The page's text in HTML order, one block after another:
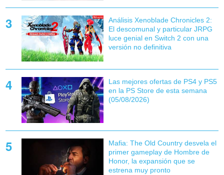
Análisis Xenoblade Chronicles 2:
El descomunal y particular JRPG
luce genial en Switch 2 con una
versión no definitiva
Las mejores ofertas de PS4 y PS5
en la PS Store de esta semana
(05/08/2026)
Mafia: The Old Country desvela el
primer gameplay de Hombre de
Honor, la expansión que se
estrena muy pronto